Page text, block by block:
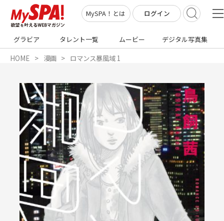
MySPA！とは ログイン
グラビア タレント一覧 ムービー デジタル写真集
HOME 漫画 ロマンス暴風域 1